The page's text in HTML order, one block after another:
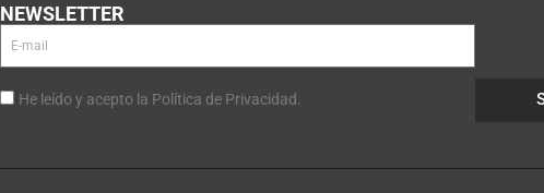
NEWSLETTER
He leído y acepto la Política de Privacidad.